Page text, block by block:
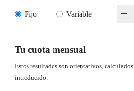
Fijo Variable
Tu cuota mensual
Estos resultados son orientativos,
introducido.